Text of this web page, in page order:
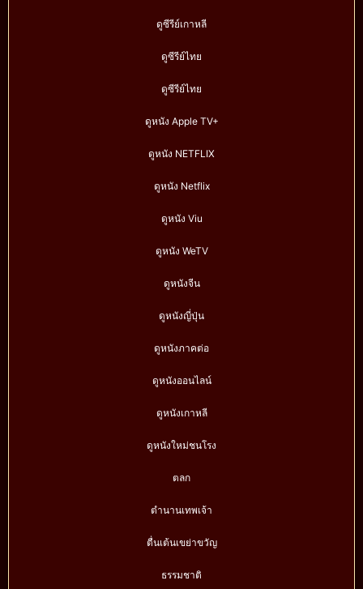
ดูซีรีย์เกาหลี
ดูซีรีย์ไทย
ดูซีรีย์ไทย
ดูหนัง Apple TV+
ดูหนัง NETFLIX
ดูหนัง Netflix
ดูหนัง Viu
ดูหนัง WeTV
ดูหนังจีน
ดูหนังญี่ปุ่น
ดูหนังภาคต่อ
ดูหนังออนไลน์
ดูหนังเกาหลี
ดูหนังใหม่ชนโรง
ตลก
ตำนานเทพเจ้า
ตื่นเต้นเขย่าขวัญ
ธรรมชาติ